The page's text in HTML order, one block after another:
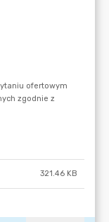
321.46 KB